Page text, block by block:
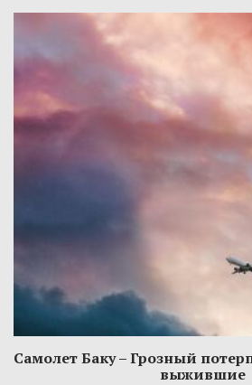
Самолет Баку – Грозный
выжившие